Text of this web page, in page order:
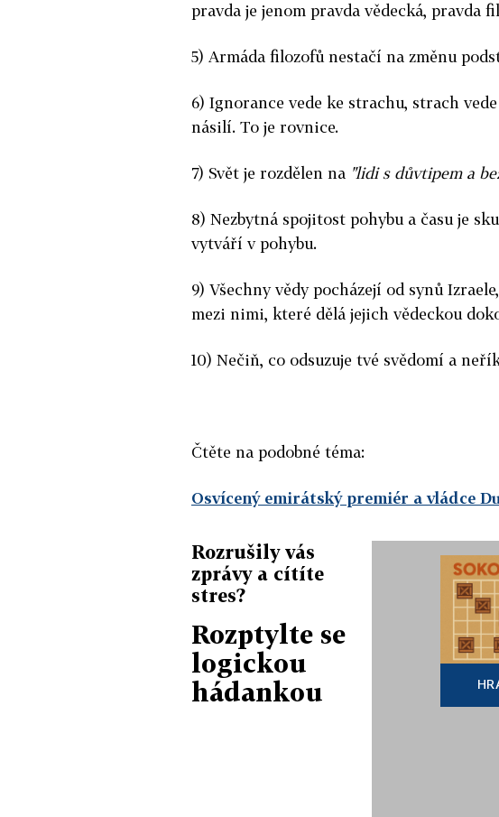
pravda je jenom pravda vědecká, pravda
5) Armáda filozofů nestačí na změnu
6) Ignorance vede ke strachu, strach
násilí. To je rovnice.
7) Svět je rozdělen na "lidi s důvtipem a
8) Nezbytná spojitost pohybu a času je
vytváří v pohybu.
9) Všechny vědy pocházejí od synů
mezi nimi, které dělá jejich vědeckou
10) Nečiň, co odsuzuje tvé svědomí a
Čtěte na podobné téma:
Osvícený emirátský premiér a vládce
Rozrušily vás
zprávy a cítíte
stres?
Rozptylte se
logickou
hádankou